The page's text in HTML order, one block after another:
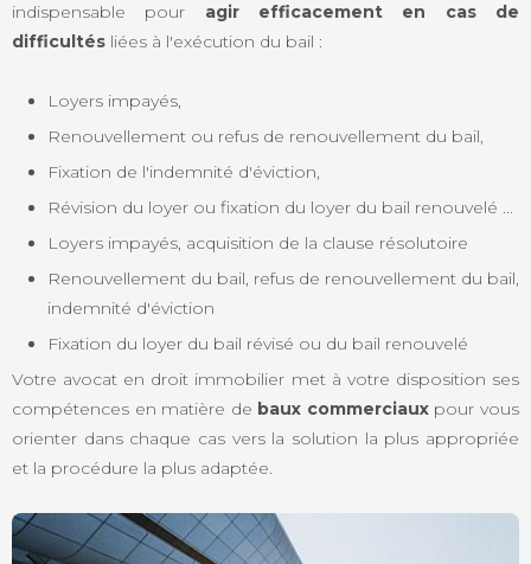
indispensable pour agir efficacement en cas de
difficultés liées à l'exécution du bail :
Loyers impayés,
Renouvellement ou refus de renouvellement du bail,
Fixation de l'indemnité d'éviction,
Révision du loyer ou fixation du loyer du bail renouvelé ...
Loyers impayés, acquisition de la clause résolutoire
Renouvellement du bail, refus de renouvellement du bail,
indemnité d'éviction
Fixation du loyer du bail révisé ou du bail renouvelé
Votre avocat en droit immobilier met à votre disposition ses
compétences en matière de baux commerciaux pour vous
orienter dans chaque cas vers la solution la plus appropriée
et la procédure la plus adaptée.